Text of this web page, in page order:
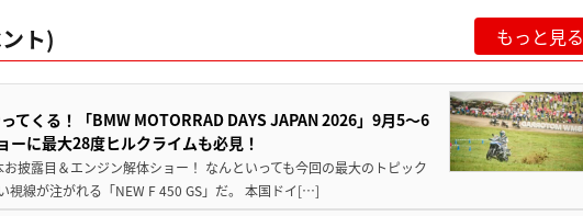
ト) もっと見る
てくる！「BMW MOTORRAD DAYS JAPAN 2026」9月5〜6
ーに最大28度ヒルクライムも必見！
披露目＆エンジン解体ショー！ なんといっても今回の最大のトピック
視線が注がれる「NEW F 450 GS」だ。 本国ドイ[…]